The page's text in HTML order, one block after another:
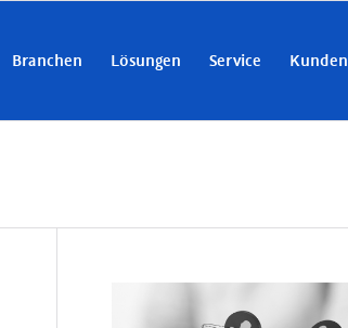
Branchen Lösungen Service Kunden